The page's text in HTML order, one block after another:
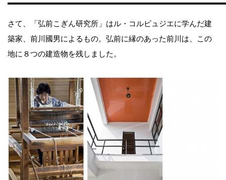
さて、「弘前こぎん研究所」はル・コルビュジエに学んだ建
築家、前川國男によるもの。弘前に縁のあった前川は、この
地に８つの建造物を残しました。